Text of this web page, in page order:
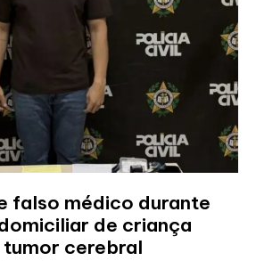
falso médico durante
de criança
cerebral